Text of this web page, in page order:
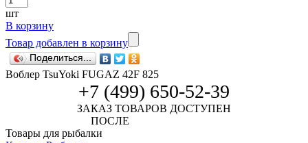
шт
В корзину
Товар добавлен в корзину
Поделиться...
Воблер TsuYoki FUGAZ 42F 825
+7 (499) 650-52-39
ЗАКАЗ ТОВАРОВ ДОСТУПЕН
ПОСЛЕ
Товары для рыбалки